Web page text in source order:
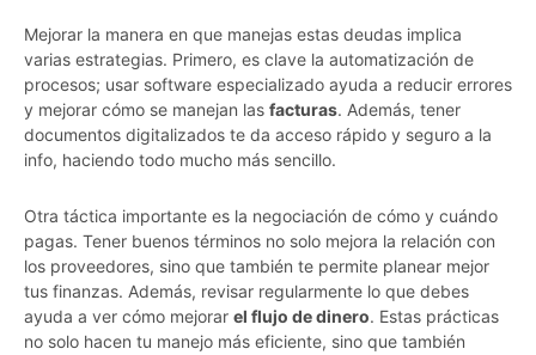
Mejorar la manera en que manejas estas deudas implica
varias estrategias. Primero, es clave la automatización de
procesos; usar software especializado ayuda a reducir errores
y mejorar cómo se manejan las facturas. Además, tener
documentos digitalizados te da acceso rápido y seguro a la
info, haciendo todo mucho más sencillo.
Otra táctica importante es la negociación de cómo y cuándo
pagas. Tener buenos términos no solo mejora la relación con
los proveedores, sino que también te permite planear mejor
tus finanzas. Además, revisar regularmente lo que debes
ayuda a ver cómo mejorar el flujo de dinero. Estas prácticas
no solo hacen tu manejo más eficiente, sino que también